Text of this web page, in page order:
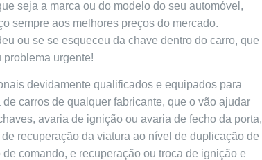
seja a marca ou do modelo do seu automóvel,
sempre aos melhores preços do mercado.
ou se se esqueceu da chave dentro do carro, que
problema urgente!
devidamente qualificados e equipados para
carros de qualquer fabricante, que o vão ajudar
avaria de ignição ou avaria de fecho da porta,
recuperação da viatura ao nível de duplicação de
comando, e recuperação ou troca de ignição e